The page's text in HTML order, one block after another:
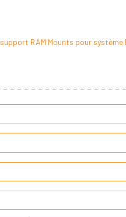
support RAM Mounts pour système